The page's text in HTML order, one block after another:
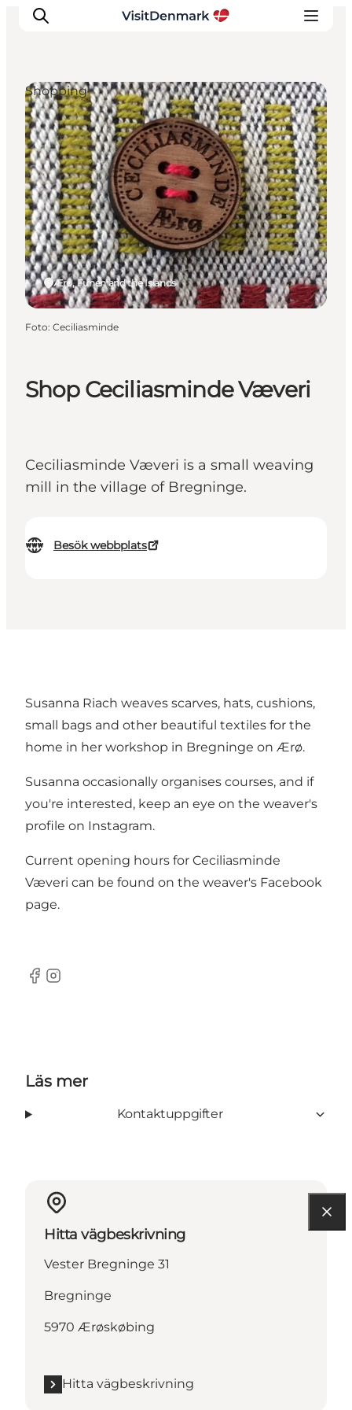
Inspiration
Resmål
Aktiviteter
Övernatta
Planera resan
Shop Ceciliasminde Væveri
Ceciliasminde Væveri is a small weaving
mill in the village of Bregninge.
Besök webbplats
Ærø, Funen and the Islands
Shopping
Foto: Ceciliasminde
Susanna Riach weaves scarves, hats, cushions,
small bags and other beautiful textiles for the
home in her workshop in Bregninge on Ærø.
Susanna occasionally organises courses, and if
you're interested, keep an eye on the weaver's
profile on Instagram.
Current opening hours for Ceciliasminde
Væveri can be found on the weaver's Facebook
page.
Facebook
Instagram
Läs mer
Kontaktuppgifter
Hitta vägbeskrivning
Vester Bregninge 31
Bregninge
5970 Ærøskøbing
Hitta vägbeskrivning